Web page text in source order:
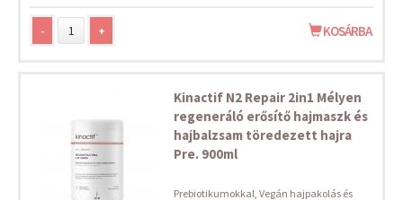
- + KOSÁRBA
Kinactif N2 Repair 2in1 Mélyen
regeneráló erősítő hajmaszk és
hajbalzsam töredezett hajra
Pre. 900ml
Prebiotikumokkal, Vegán hajpakolás és